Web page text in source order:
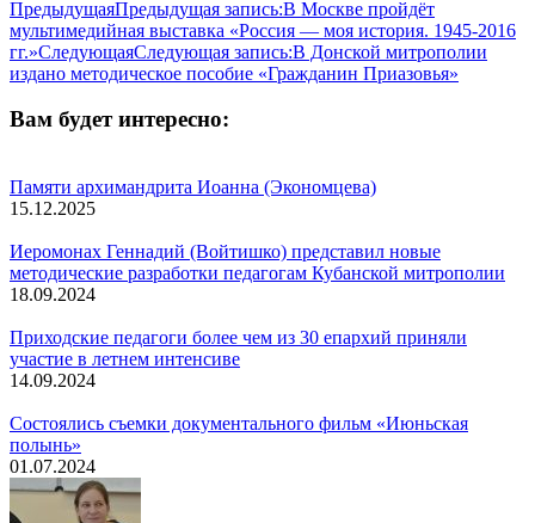
ПредыдущаяПредыдущая запись:В Москве пройдёт
мультимедийная выставка «Россия — моя история. 1945-2016
гг.»СледующаяСледующая запись:В Донской митрополии
издано методическое пособие «Гражданин Приазовья»
Вам будет интересно:
Памяти архимандрита Иоанна (Экономцева)
15.12.2025
Иеромонах Геннадий (Войтишко) представил новые
методические разработки педагогам Кубанской митрополии
18.09.2024
Приходские педагоги более чем из 30 епархий приняли
участие в летнем интенсиве
14.09.2024
Состоялись съемки документального фильм «Июньская
полынь»
01.07.2024